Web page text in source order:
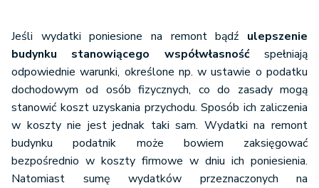
Jeśli wydatki poniesione na remont bądź ulepszenie
budynku stanowiącego współwłasnośćspełniają
odpowiednie warunki, określone np. w ustawie o podatku
dochodowym od osób fizycznych, co do zasady mogą
stanowić koszt uzyskania przychodu. Sposób ich zaliczenia
w koszty nie jest jednak taki sam. Wydatki na remont
budynku podatnik może bowiem zaksięgować
bezpośrednio w koszty firmowe w dniu ich poniesienia.
Natomiast sumę wydatków przeznaczonych na